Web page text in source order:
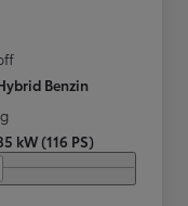
Benzin
kW (116 PS)